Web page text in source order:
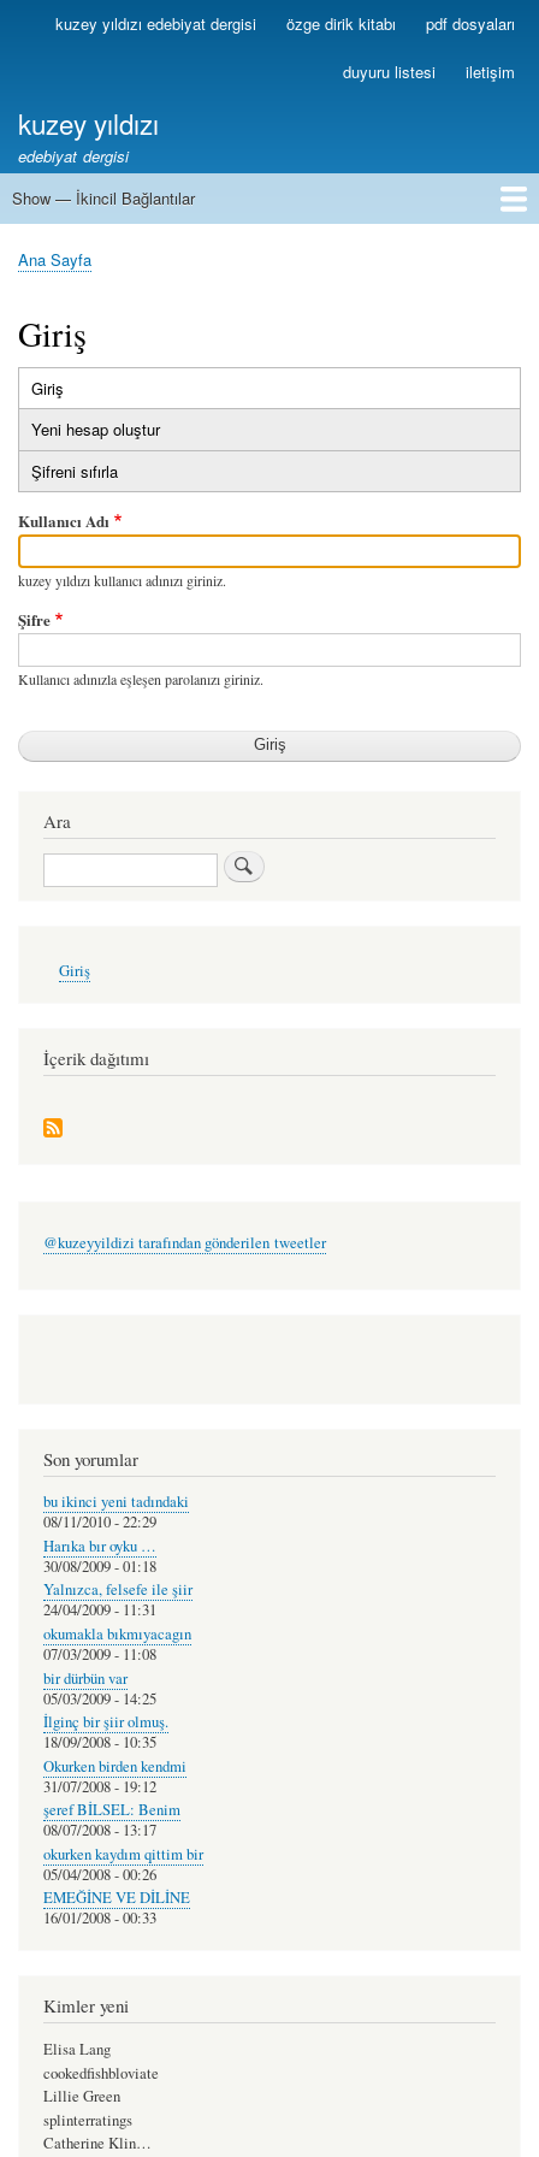
Ana
içeriğe
Birincilkuzey yıldızı edebiyat dergisi özge dirik kitabı pdf dosyaları
duyuru listesi iletişim
kuzey yıldızı
edebiyat dergisi
İkincil
Show — İkincil Bağlantılar
1
2
3
4
5
6
7
8
9
10
11
12
13
Sayfa
Ana Sayfa
Giriş
Birincil
sekmeler
Giriş
sekme)
Yeni hesap oluştur
Şifreni sıfırla
Kullanıcı Adı
kuzey yıldızı kullanıcı adınızı giriniz.
Şifre
Kullanıcı adınızla eşleşen parolanızı giriniz.
Ara
Ara
account
Giriş
İçerik dağıtımı
@kuzeyyildizi tarafından gönderilen tweetler
Son yorumlar
bu ikinci yeni tadındaki
08/11/2010 - 22:29
Harıka bır oyku …
30/08/2009 - 01:18
Yalnızca, felsefe ile şiir
24/04/2009 - 11:31
okumakla bıkmıyacagın
07/03/2009 - 11:08
bir dürbün var
05/03/2009 - 14:25
İlginç bir şiir olmuş.
18/09/2008 - 10:35
Okurken birden kendmi
31/07/2008 - 19:12
şeref BİLSEL: Benim
08/07/2008 - 13:17
okurken kaydım qittim bir
05/04/2008 - 00:26
EMEĞİNE VE DİLİNE
16/01/2008 - 00:33
Kimler yeni
Elisa Lang
cookedfishbloviate
Lillie Green
splinterratings
Catherine Klin…